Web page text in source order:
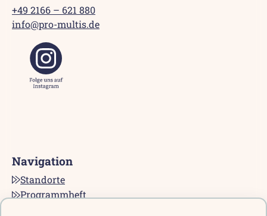
+49 2166 – 621 880
info@pro-multis.de
Navigation
Standorte
Programmheft